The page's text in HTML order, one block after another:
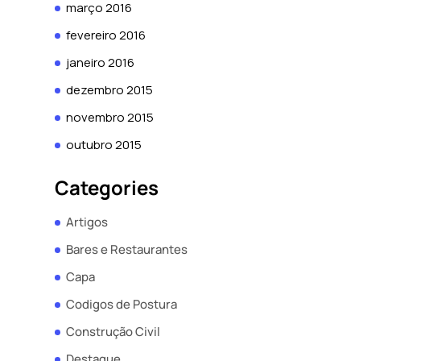
março 2016
fevereiro 2016
janeiro 2016
dezembro 2015
novembro 2015
outubro 2015
Categories
Artigos
Bares e Restaurantes
Capa
Codigos de Postura
Construção Civil